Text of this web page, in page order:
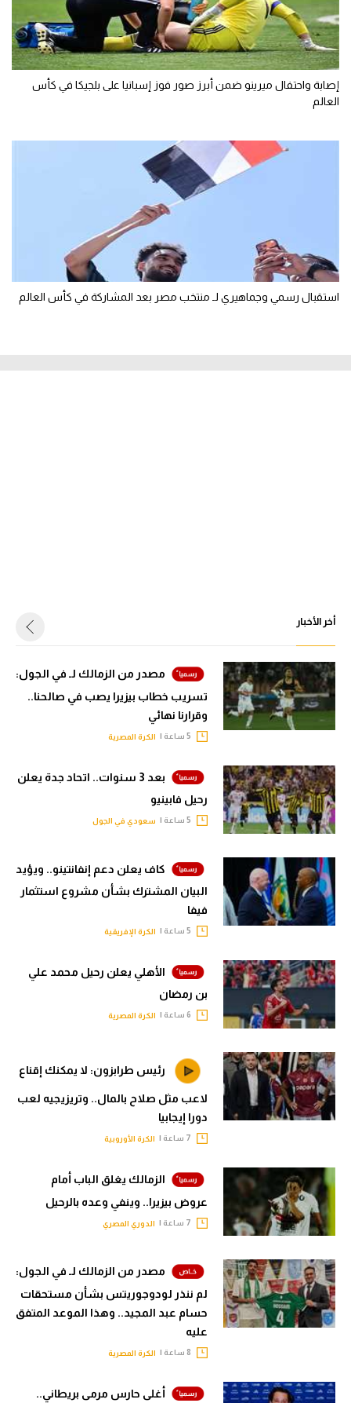
إصابة واحتفال ميرينو ضمن أبرز صور فوز إسبانيا على بلجيكا في كأس
العالم
استقبال رسمي وجماهيري لـ منتخب مصر بعد المشاركة في كأس العالم
أخر الأخبار
مصدر من الزمالك لـ في الجول:
تسريب خطاب بيزيرا يصب في صالحنا..
وقرارنا نهائي
الكرة المصرية
بعد 3 سنوات.. اتحاد جدة يعلن
رحيل فابينيو
سعودي في الجول
كاف يعلن دعم إنفانتينو.. ويؤيد
البيان المشترك بشأن مشروع استثمار
فيفا
الكرة الإفريقية
الأهلي يعلن رحيل محمد علي
بن رمضان
الكرة المصرية
رئيس طرابزون: لا يمكنك إقناع
لاعب مثل صلاح بالمال.. وتريزيجيه لعب
دورا إيجابيا
الكرة الأوروبية
الزمالك يغلق الباب أمام
عروض بيزيرا.. وينفي وعده بالرحيل
الدوري المصري
مصدر من الزمالك لـ في الجول:
لم ننذر لودوجوريتس بشأن مستحقات
حسام عبد المجيد.. وهذا الموعد المتفق
عليه
الكرة المصرية
أغلى حارس مرمى بريطاني..